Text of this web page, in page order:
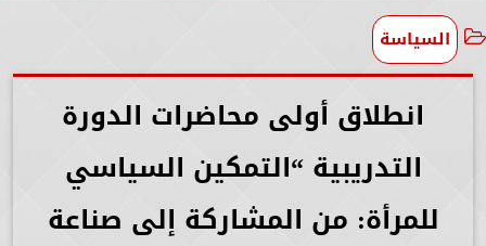
السياسة
انطلاق أولى محاضرات الدورة
التدريبية “التمكين السياسي
للمرأة: من المشاركة إلى صناعة